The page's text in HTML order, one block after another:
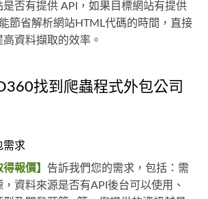
否有提供 API，如果目標網站有提供
節省解析網站HTML代碼的時間，直接
資料擷取的效率。
找到爬蟲程式外包公司
需求
得報價】 告訴我們您的需求，包括：需
資料來源是否有API後台可以使用、